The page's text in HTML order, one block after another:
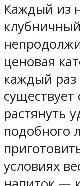
Каждый из
ценовая
каждый раз
растянуть
подобного
условиях